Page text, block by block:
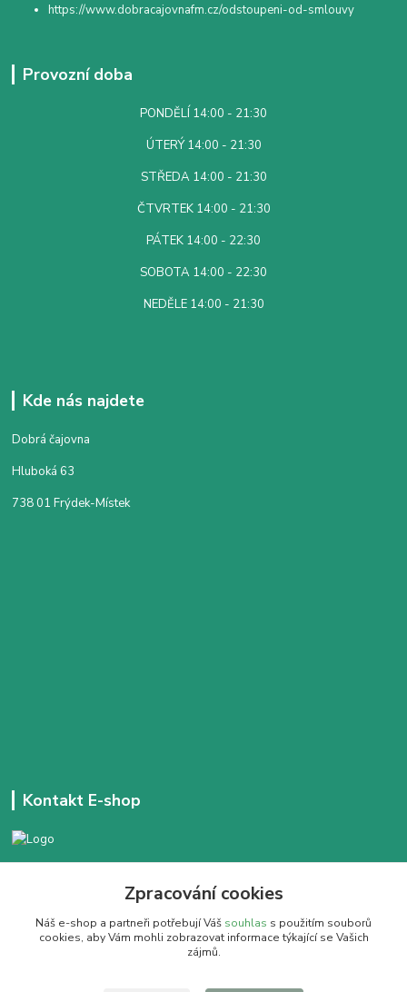
https://www.dobracajovnafm.cz/odstoupeni-od-smlouvy
Provozní doba
PONDĚLÍ 14:00 - 21:30
ÚTERÝ 14:00 - 21:30
STŘEDA 14:00 - 21:30
ČTVRTEK 14:00 - 21:30
PÁTEK 14:00 - 22:30
SOBOTA 14:00 - 22:30
NEDĚLE 14:00 - 21:30
Kde nás najdete
Dobrá čajovna
Hluboká 63
738 01 Frýdek-Místek
Kontakt E-shop
Denně 14:00 - 21:30 hod
dobracajovnafm@gmail.com
Zpracování cookies
Náš e-shop a partneři potřebují Váš souhlas s použitím souborů
cookies, aby Vám mohli zobrazovat informace týkající se Vašich
zájmů.